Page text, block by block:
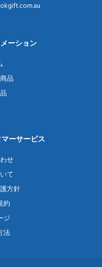
ーション
品
ーサービス
せ
て
方針
約
ジ
法